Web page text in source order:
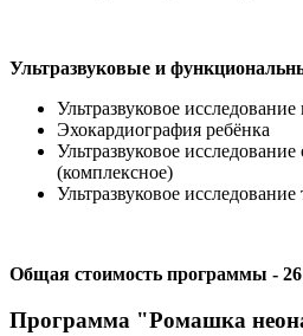
Ультразвуковые и
Ультразвуковое
Эхокардиография ребёнка
Ультразвуковое
(комплексное)
Ультразвуковое
Общая стоимость программы - 26
Программа "Ромашка